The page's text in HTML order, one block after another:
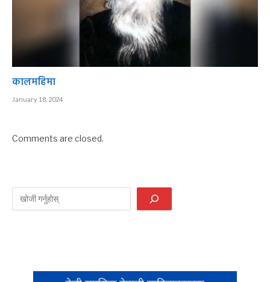
कालमहिमा
January 18, 2024
Comments are closed.